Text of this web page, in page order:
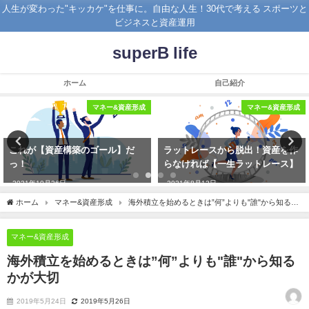
人生が変わった"キッカケ"を仕事に。自由な人生！30代で考える スポーツと
ビジネスと資産運用
superB life
ホーム 自己紹介
マネー&資産形成
これが【資産構築のゴール】だ
っ！
2021年10月26日
マネー&資産形成
ラットレースから脱出！資産を作
らなければ【一生ラットレース】
2021年8月12日
ホーム マネー&資産形成
海外積立を始めるときは”何”よりも"誰"から知るか
が大切
マネー&資産形成
海外積立を始めるときは”何”よりも"誰"から知る
かが大切
2019年5月24日 2019年5月26日